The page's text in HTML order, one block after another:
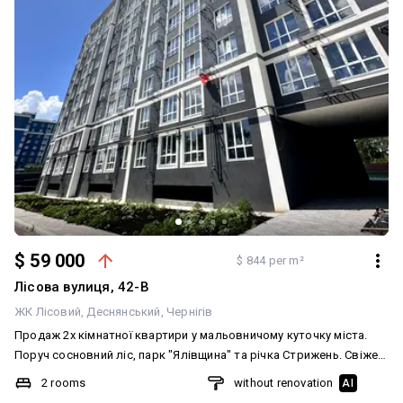
$ 59 000 $ 844 per m²
Лісова вулиця, 42-В
ЖК Лісовий Деснянський Чернігів
Продаж 2х кімнатної квартири у мальовничому куточку міста.
Поруч сосновний ліс, парк "Ялівщина" та річка Стрижень. Свіже
та чисте повітря, тихе та спокійне місце від міського життя та
2 rooms
without renovation AI